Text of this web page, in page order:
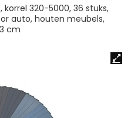
320-5000, 36 stuks,
auto, houten meubels,
cm